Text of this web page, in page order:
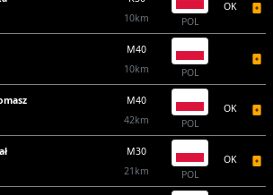
10km
POL
OK
M40
10km
POL
M40
42km
POL
OK
M30
21km
POL
OK